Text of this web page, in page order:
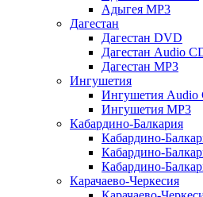
Адыгея MP3
Дагестан
Дагестан DVD
Дагестан Audio
Дагестан MP3
Ингушетия
Ингушетия Audio
Ингушетия MP3
Кабардино-Балкария
Кабардино-
Кабардино-
Кабардино-
Карачаево-Черкесия